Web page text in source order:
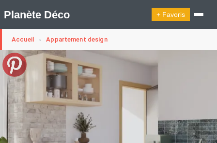
Planète Déco + Favoris
🛍︎ Shop Planète Déco
Appartement Design Cabanes
Design Suédois En Quelques Photos
Idées Déco En 10 Photos
La Semaine Décoration Et Design
Maison En Ville
Méli-Mélo Suédois
Publi Reportage
Accueil › Appartement design